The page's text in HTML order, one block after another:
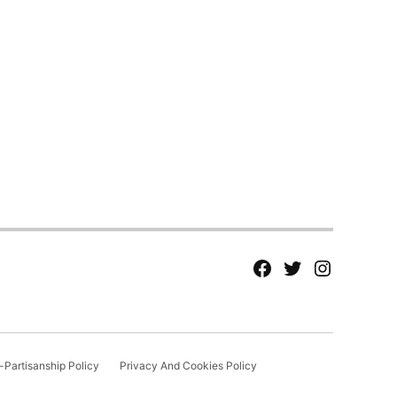
fb Tw tw
Partisanship Policy Privacy And Cookies Policy